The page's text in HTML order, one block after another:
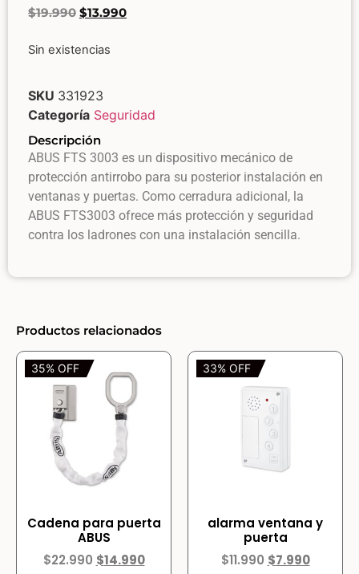
$19.990 $13.990
Sin existencias
SKU 331923
Categoría Seguridad
Descripción
ABUS FTS 3003 es un dispositivo mecánico de
protección antirrobo para su posterior instalación en
ventanas y puertas. Como cerradura adicional, la
ABUS FTS3003 ofrece más protección y seguridad
contra los ladrones con una instalación sencilla.
Productos relacionados
35% OFF
Cadena para puerta
ABUS
$22.990 $14.990
33% OFF
alarma ventana y
puerta
$11.990 $7.990